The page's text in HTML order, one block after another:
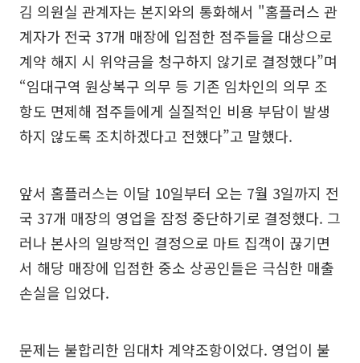
김 의원실 관계자는 본지와의 통화해서 "홈플러스 관
계자가 전국 37개 매장에 입점한 점주들을 대상으로
계약 해지 시 위약금을 청구하지 않기로 결정했다”며
“임대구역 원상복구 의무 등 기존 임차인의 의무 조
항도 면제해 점주들에게 실질적인 비용 부담이 발생
하지 않도록 조치하겠다고 전했다”고 말했다.
앞서 홈플러스는 이달 10일부터 오는 7월 3일까지 전
국 37개 매장의 영업을 잠정 중단하기로 결정했다. 그
러나 본사의 일방적인 결정으로 마트 집객이 끊기면
서 해당 매장에 입점한 중소 상공인들은 극심한 매출
손실을 입었다.
문제는 불합리한 임대차 계약조항이었다. 영업이 불